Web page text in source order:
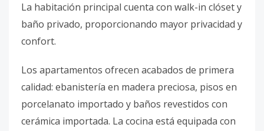
La habitación principal cuenta con walk-in clóset y
baño privado, proporcionando mayor privacidad y
confort.
Los apartamentos ofrecen acabados de primera
calidad: ebanistería en madera preciosa, pisos en
porcelanato importado y baños revestidos con
cerámica importada. La cocina está equipada con